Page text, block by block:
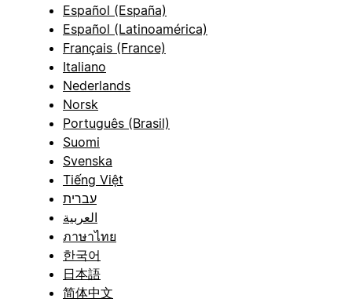
Español (España)
Español (Latinoamérica)
Français (France)
Italiano
Nederlands
Norsk
Português (Brasil)
Suomi
Svenska
Tiếng Việt
עברית
العربية
ภาษาไทย
한국어
日本語
简体中文